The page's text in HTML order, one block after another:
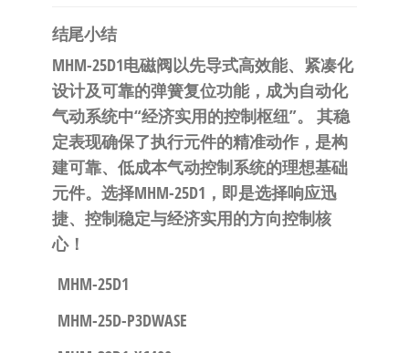
结尾小结
MHM-25D1电磁阀以先导式高效能、紧凑化
设计及可靠的弹簧复位功能，成为自动化
气动系统中“经济实用的控制枢纽”。
​ 其稳
定表现确保了执行元件的精准动作，是构
建可靠、低成本气动控制系统的理想基础
元件。 选择MHM-25D1，即是选择响应迅
捷、控制稳定与经济实用的方向控制核
心！
MHM-25D1
MHM-25D-P3DWASE